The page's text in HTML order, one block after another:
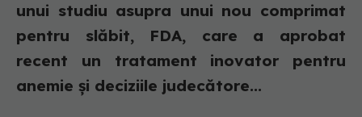
unui studiu asupra unui nou comprimat
pentru slăbit, FDA, care a aprobat
recent un tratament inovator pentru
anemie și deciziile judecătore...